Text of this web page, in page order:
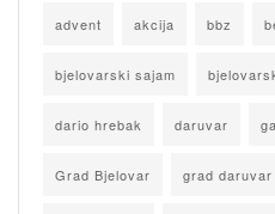
advent akcija bbz
bjelovarski sajam
dario hrebak daruvar
Grad Bjelovar grad daruvar